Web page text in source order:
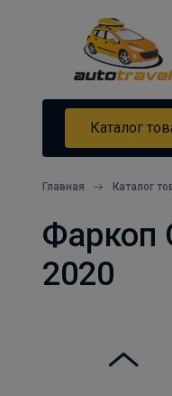
Каталог
Главная Каталог
Фаркоп
2020